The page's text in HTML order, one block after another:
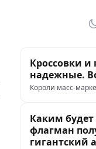
Кроссовки и
надежные.
Короли масс-
Каким
флагман
гигантский